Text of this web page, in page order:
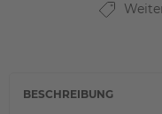
BESCHREIBUNG